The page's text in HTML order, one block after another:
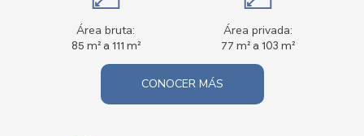
Área bruta:
85 m² a 111 m²
Área privada:
77 m² a 103 m²
CONOCER MÁS